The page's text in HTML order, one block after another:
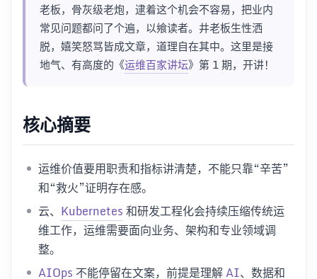
老板，骨灰级老炮，逮着这个机会不容易，把业内
常见问题都问了个遍，以飨读者。井老板生性洒
脱，嬉笑怒骂皆成文章，道理自在其中。这里是接
地气、有高度的《运维百家讲坛》第 1 期，开讲！
核心摘要
运维价值要用职责和指标讲清楚，不能只靠“辛苦”
和“救火”证明存在感。
云、 Kubernetes和研发工程化会持续压缩传统运
维工作，运维需要面向业务、架构和专业领域调
整。
AIOps 不能停留在文案，前提是理解AI、数据和